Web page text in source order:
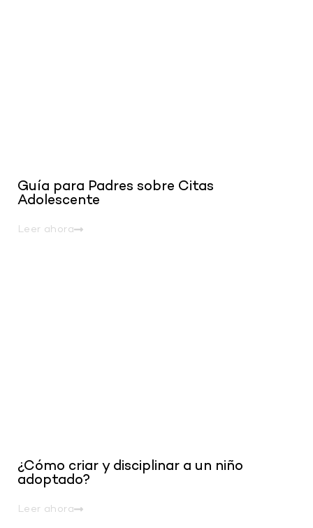
Guía para Padres sobre Citas
Adolescente
Leer ahora
¿Cómo criar y disciplinar a un niño
adoptado?
Leer ahora